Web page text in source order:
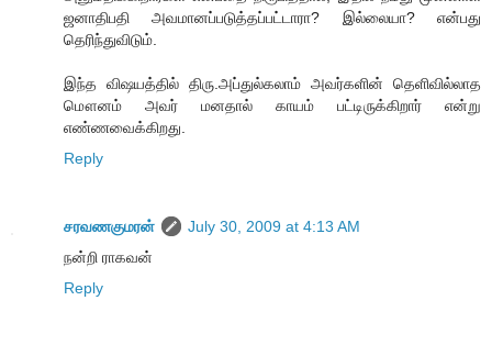
ஜனாதிபதி அவமானப்படுத்தப்பட்டாரா? இல்லையா? என்பது
தெரிந்துவிடும்.
இந்த விஷயத்தில் திரு.அப்துல்கலாம் அவர்களின் தெளிவில்லாத
மௌனம் அவர் மனதால் காயம் பட்டிருக்கிறார் என்று
எண்ணவைக்கிறது.
Reply
சரவணகுமரன்
July 30, 2009 at 4:13 AM
நன்றி ராகவன்
Reply